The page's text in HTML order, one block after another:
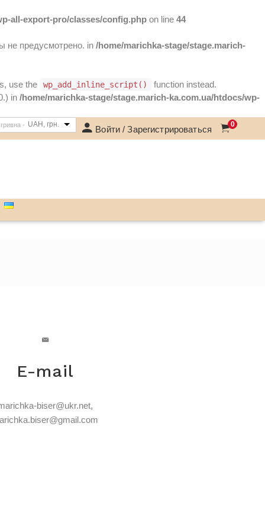
all-export-pro/classes/config.php on line 44
не предусмотрено. in /home/marichka-stage/stage.marich-
use the wp_add_inline_script()
function instead.
in /home/marichka-stage/stage.marich-ka.com.ua/htdocs/wp-
UAH, грн.
- Войти / Зарегистрироваться 0
E-mail
biser@ukr.net,